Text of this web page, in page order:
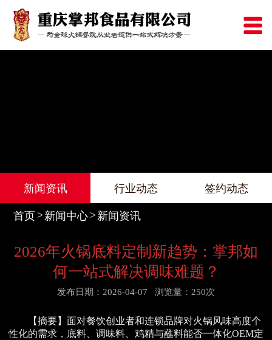
新闻资讯 行业动态 签约动态
首页 新闻中心 新闻资讯
2026年火锅底料定制新趋势：掌邦如
何一站式解决调味难题？
发布日期：2026-04-07 浏览量：250次
【摘要】面对餐饮创业者和连锁品牌对火锅风味高度个
性化的需求，底料、调味料、鸡精与蘸料能否一体化OEM定